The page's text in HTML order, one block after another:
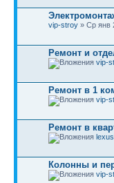
vip-stroy » Ср янв
Ремонт и
vip-
Ремонт в 1
vip-
Ремонт в
Колонны и
vip-